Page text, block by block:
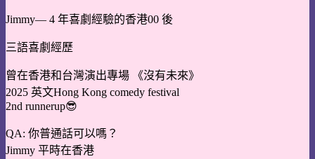
Jimmy— 4 年喜劇經驗的香港00 後
三語喜劇經歷
曾在香港和台灣演出專場 《沒有未來》
2025 英文Hong Kong comedy festival
2nd runnerup😎
QA: 你普通話可以嗎？
Jimmy 平時在香港